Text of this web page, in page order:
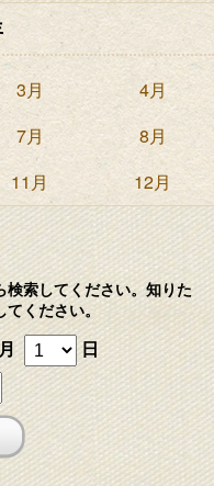
3月
4月
7月
8月
11月 12月
索してください。知りた
ください。
日